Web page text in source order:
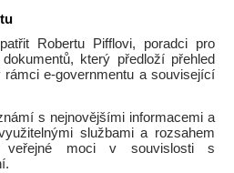
Robertu Pifflovi, poradci pro
který předloží přehled
rámci e-governmentu a související
s nejnovějšími informacemi a
službami a rozsahem
veřejné moci v souvislosti s